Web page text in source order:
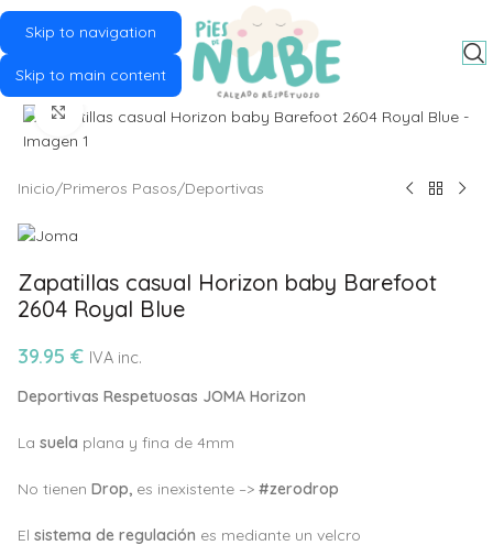
Skip to navigation
Skip to main content
Click to enlarge
Inicio/Primeros Pasos/Deportivas
Zapatillas casual Horizon baby Barefoot
2604 Royal Blue
39.95 € IVA inc.
Deportivas Respetuosas JOMA Horizon
La suela plana y fina de 4mm
No tienen Drop, es inexistente –> #zerodrop
El sistema de regulación es mediante un velcro